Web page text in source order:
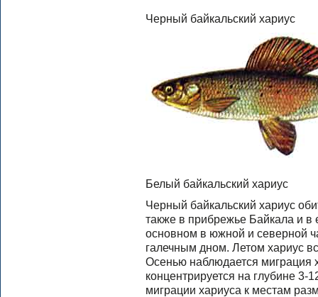
Черный байкальский хариус
Белый байкальский хариус
Черный байкальский хариус
также в прибрежье Байкала и в
основном в южной и северной
галечным дном. Летом хариус
Осенью наблюдается миграция
концентрируется на глубине 3-
миграции хариуса к местам